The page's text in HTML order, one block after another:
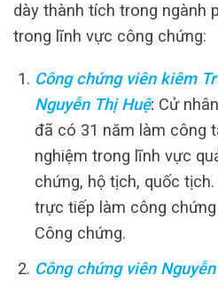
dày thành tích trong ngành
trong lĩnh vực công chứng:
Công chứng viên kiêm
Nguyễn Thị Huệ: Cử
đã có 31 năm làm công
nghiệm trong lĩnh vực
chứng, hộ tịch, quốc
trực tiếp làm công
Công chứng.
Công chứng viên